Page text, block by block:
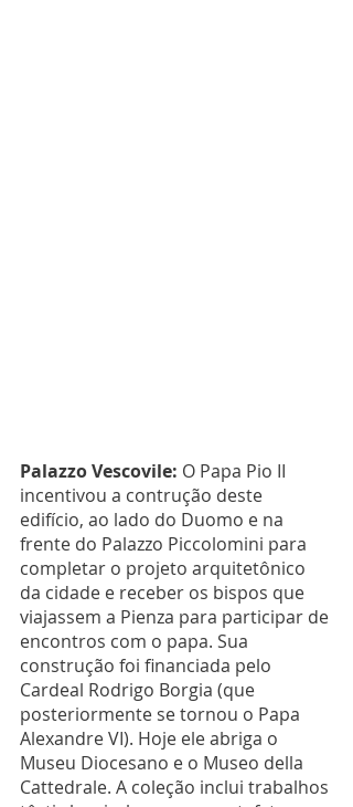
Palazzo Vescovile: O Papa Pio II
incentivou a contrução deste
edifício, ao lado do Duomo e na
frente do Palazzo Piccolomini para
completar o projeto arquitetônico
da cidade e receber os bispos que
viajassem a Pienza para participar de
encontros com o papa. Sua
construção foi financiada pelo
Cardeal Rodrigo Borgia (que
posteriormente se tornou o Papa
Alexandre VI). Hoje ele abriga o
Museu Diocesano e o Museo della
Cattedrale. A coleção inclui trabalhos